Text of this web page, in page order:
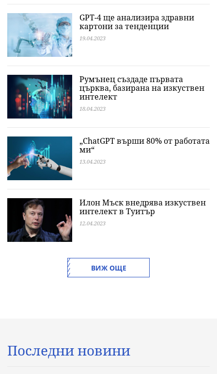
GPT-4 ще анализира здравни
картони за тенденции
19.04.2023
Румънец създаде първата
църква, базирана на изкуствен
интелект
18.04.2023
„ChatGPT върши 80% от работата
ми“
13.04.2023
Илон Мъск внедрява изкуствен
интелект в Туитър
12.04.2023
ВИЖ ОЩЕ
Последни новини